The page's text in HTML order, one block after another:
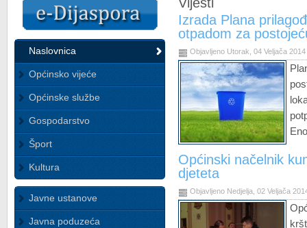
Naslovnica
Općinsko vijeće
Općinske službe
Gospodarstvo
Šport
Kultura
Javne ustanove
Javna poduzeća
Izrada Plana
otpadom za
Objavljeno Utorak, 04 Veljača 2014
Općinski načelnik
djeteta
Objavljeno Nedjelja, 02 Veljača